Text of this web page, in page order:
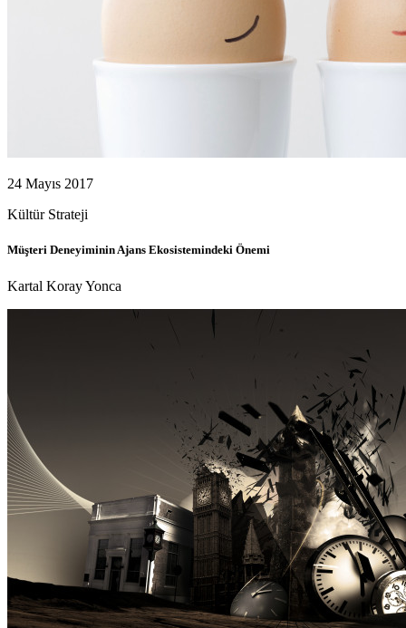
24 Mayıs 2017
Kültür Strateji
Müşteri Deneyiminin Ajans Ekosistemindeki Önemi
Kartal Koray Yonca